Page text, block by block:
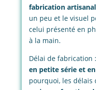
fabrication
un peu et le visuel
celui présenté en
à la main.
Délai de fabrication
en petite série et
pourquoi, les délais